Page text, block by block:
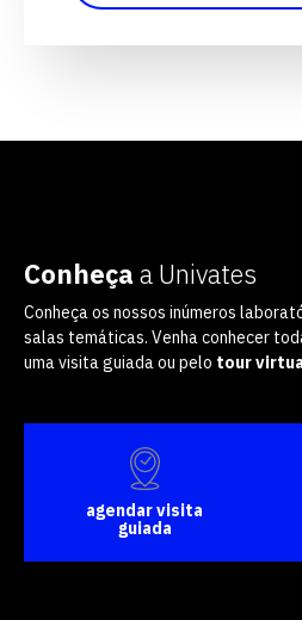
Conheça a Univates
Conheça os nossos inúmeros
salas temáticas. Venha conhecer
uma visita guiada ou pelo tour
agendar visita
guiada